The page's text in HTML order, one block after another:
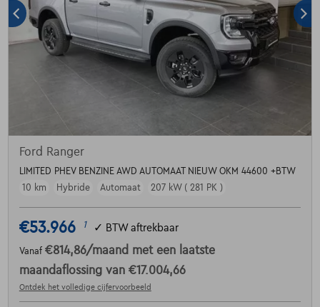
Ford Ranger
LIMITED PHEV BENZINE AWD AUTOMAAT NIEUW OKM 44600 +BTW
10 km
Hybride Automaat 207 kW ( 281 PK )
€53.966 1 ✓ BTW aftrekbaar
Vanaf €814,86/maand met een laatste
maandaflossing van €17.004,66
Ontdek het volledige cijfervoorbeeld